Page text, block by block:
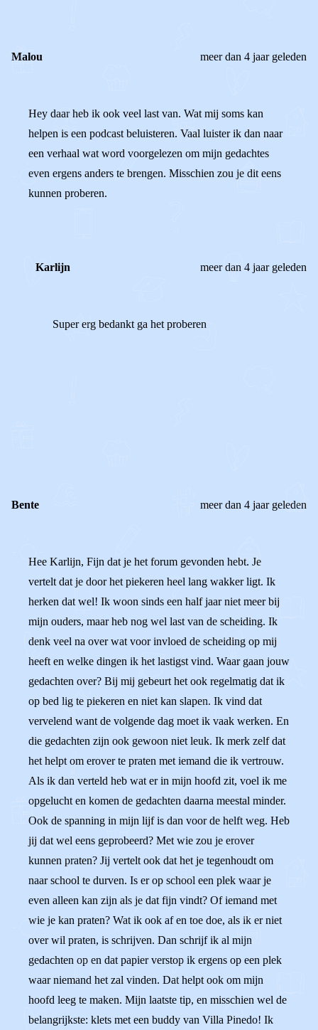
Malou meer dan 4 jaar geleden
Hey daar heb ik ook veel last van. Wat mij soms kan
helpen is een podcast beluisteren. Vaal luister ik dan naar
een verhaal wat word voorgelezen om mijn gedachtes
even ergens anders te brengen. Misschien zou je dit eens
kunnen proberen.
Karlijn meer dan 4 jaar geleden
Super erg bedankt ga het proberen
Bente meer dan 4 jaar geleden
Hee Karlijn, Fijn dat je het forum gevonden hebt. Je
vertelt dat je door het piekeren heel lang wakker ligt. Ik
herken dat wel! Ik woon sinds een half jaar niet meer bij
mijn ouders, maar heb nog wel last van de scheiding. Ik
denk veel na over wat voor invloed de scheiding op mij
heeft en welke dingen ik het lastigst vind. Waar gaan jouw
gedachten over? Bij mij gebeurt het ook regelmatig dat ik
op bed lig te piekeren en niet kan slapen. Ik vind dat
vervelend want de volgende dag moet ik vaak werken. En
die gedachten zijn ook gewoon niet leuk. Ik merk zelf dat
het helpt om erover te praten met iemand die ik vertrouw.
Als ik dan verteld heb wat er in mijn hoofd zit, voel ik me
opgelucht en komen de gedachten daarna meestal minder.
Ook de spanning in mijn lijf is dan voor de helft weg. Heb
jij dat wel eens geprobeerd? Met wie zou je erover
kunnen praten? Jij vertelt ook dat het je tegenhoudt om
naar school te durven. Is er op school een plek waar je
even alleen kan zijn als je dat fijn vindt? Of iemand met
wie je kan praten? Wat ik ook af en toe doe, als ik er niet
over wil praten, is schrijven. Dan schrijf ik al mijn
gedachten op en dat papier verstop ik ergens op een plek
waar niemand het zal vinden. Dat helpt ook om mijn
hoofd leeg te maken. Mijn laatste tip, en misschien wel de
belangrijkste: klets met een buddy van Villa Pinedo! Ik